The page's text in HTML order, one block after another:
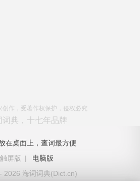
创作，受著作权保护，侵权必究
词典，十七年品牌
在桌面上，查词最方便
触屏版
|
电脑版
2026 海词词典(Dict.cn)